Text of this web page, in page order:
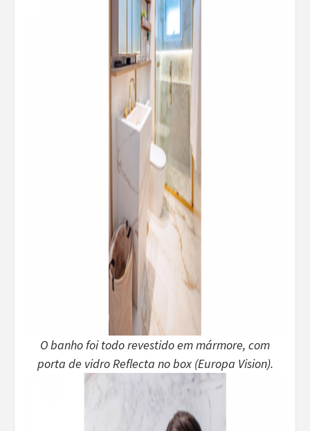
O banho foi todo revestido em mármore, com
porta de vidro Reflecta no box (Europa Vision).